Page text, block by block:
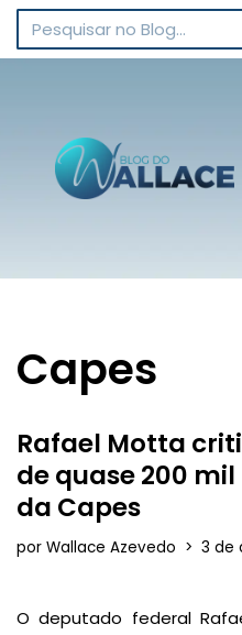
Pular
conteúdo
Capes
Rafael Motta
de quase 200
da Capes
por Wallace Azevedo 3 de
O deputado federal